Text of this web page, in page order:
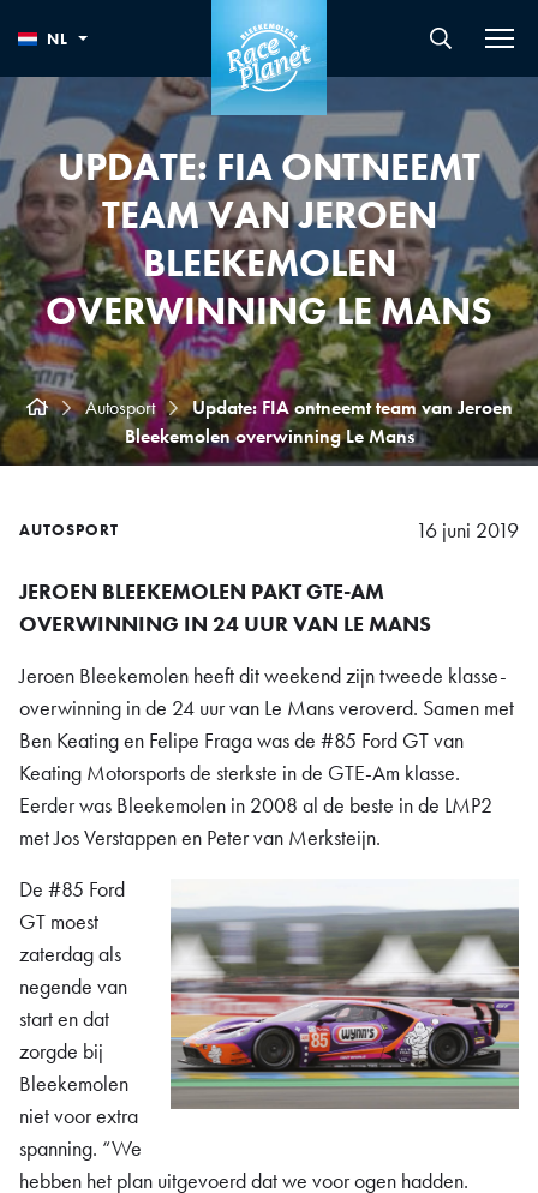
NL
UPDATE: FIA ONTNEEMT
TEAM VAN JEROEN
BLEEKEMOLEN
OVERWINNING LE MANS
Autosport
Update: FIA ontneemt team van Jeroen
Bleekemolen overwinning Le Mans
AUTOSPORT 16 juni 2019
JEROEN BLEEKEMOLEN PAKT GTE-AM
OVERWINNING IN 24 UUR VAN LE MANS
Jeroen Bleekemolen heeft dit weekend zijn tweede klasse-
overwinning in de 24 uur van Le Mans veroverd. Samen met
Ben Keating en Felipe Fraga was de #85 Ford GT van
Keating Motorsports de sterkste in de GTE-Am klasse.
Eerder was Bleekemolen in 2008 al de beste in de LMP2
met Jos Verstappen en Peter van Merksteijn.
De #85 Ford
GT moest
zaterdag als
negende van
start en dat
zorgde bij
Bleekemolen
niet voor extra
spanning. “We
hebben het plan uitgevoerd dat we voor ogen hadden.